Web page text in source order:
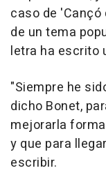
caso de
de un tema
letra ha escrito
"Siempre he
dicho Bonet,
mejorarla
y que para
escribir.